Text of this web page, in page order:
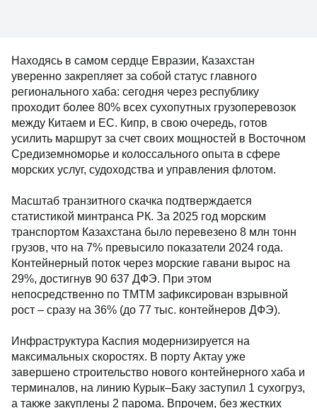
Находясь в самом сердце Евразии, Казахстан
уверенно закрепляет за собой статус главного
регионального хаба: сегодня через республику
проходит более 80% всех сухопутных грузоперевозок
между Китаем и ЕС. Кипр, в свою очередь, готов
усилить маршрут за счет своих мощностей в Восточном
Средиземноморье и колоссального опыта в сфере
морских услуг, судоходства и управления флотом.
Масштаб транзитного скачка подтверждается
статистикой минтранса РК. За 2025 год морским
транспортом Казахстана было перевезено 8 млн тонн
грузов, что на 7% превысило показатели 2024 года.
Контейнерный поток через морские гавани вырос на
29%, достигнув 90 637 ДФЭ. При этом
непосредственно по ТМТМ зафиксирован взрывной
рост – сразу на 36% (до 77 тыс. контейнеров ДФЭ).
Инфраструктура Каспия модернизируется на
максимальных скоростях. В порту Актау уже
завершено строительство нового контейнерного хаба и
терминалов, на линию Курык–Баку заступил 1 сухогруз,
а также закуплены 2 парома. Впрочем, без жестких